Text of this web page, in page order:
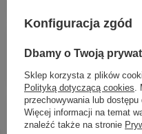
HG Pulsify
prysznicowy 105
wężem 125 cm,
400,37 zł / szt.
HG AddStoris S
Biały Matowy
Konfiguracja zgód
Dbamy o Twoją
Sklep korzysta z plików
Polityką dotyczącą cookies
przechowywania lub dostępu
Więcej informacji na temat
znaleźć także na stronie